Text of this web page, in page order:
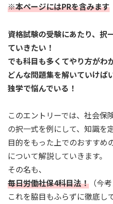
※本ページにはPRを含みます
資格試験の受験にあたり、択
ていきたい！
でも科目も多くてやり方がわ
どんな問題集を解いていけば
独学で悩んでいる！
このエントリーでは、社会保
の択一式を例にして、知識を
目的をもった上でのおすすめ
について解説していきます。
その名も、
毎日労働社保4科目法！ （今
これを脇目もふらずに徹底し